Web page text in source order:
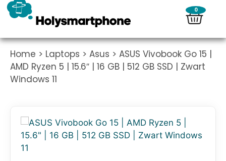
0
Home > Laptops > Asus > ASUS Vivobook Go 15 |
AMD Ryzen 5 | 15.6″ | 16 GB | 512 GB SSD | Zwart
Windows 11